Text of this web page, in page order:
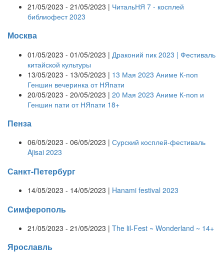
21/05/2023 - 21/05/2023 | ЧитальНЯ 7 - косплей
библиофест 2023
Москва
01/05/2023 - 01/05/2023 | Драконий пик 2023 | Фестиваль
китайской культуры
13/05/2023 - 13/05/2023 | 13 Мая 2023 Аниме К-поп
Геншин вечеринка от НЯпати
20/05/2023 - 20/05/2023 | 20 Мая 2023 Аниме К-поп и
Геншин пати от НЯпати 18+
Пенза
06/05/2023 - 06/05/2023 | Сурский косплей-фестиваль
Ajisai 2023
Санкт-Петербург
14/05/2023 - 14/05/2023 | Hanami festival 2023
Симферополь
21/05/2023 - 21/05/2023 | The lil-Fest ~ Wonderland ~ 14+
Ярославль